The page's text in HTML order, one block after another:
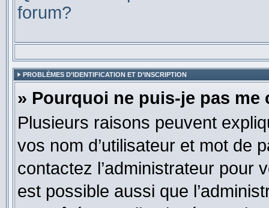
forum?
PROBLÈMES D’IDENTIFICATION ET D’INSCRIPTION
» Pourquoi ne puis-je pas me
Plusieurs raisons peuvent
vos nom d’utilisateur et mot de
contactez l’administrateur pour
est possible aussi que